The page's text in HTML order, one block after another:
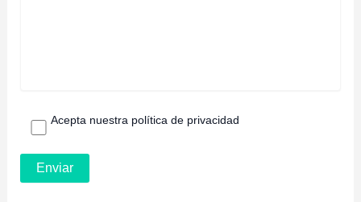
Acepta nuestra política de privacidad